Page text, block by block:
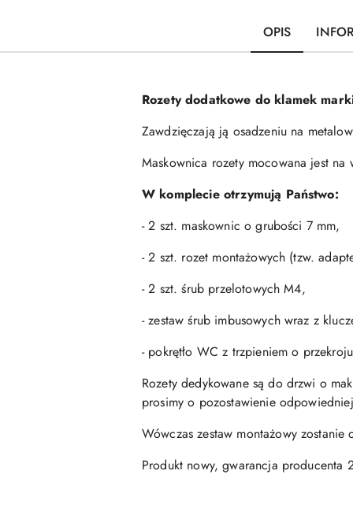
OPIS
Rozety dodatkowe do klamek
Zawdzięczają ją osadzeniu na
Maskownica rozety mocowana jest
W komplecie otrzymują Państwo:
- 2 szt. maskownic o grubości 7 mm,
- 2 szt. rozet montażowych (tzw.
- 2 szt. śrub przelotowych M4,
- zestaw śrub imbusowych wraz z
- pokrętło WC z trzpieniem o
Rozety dedykowane są do drzwi o
prosimy o pozostawienie
Wówczas zestaw montażowy zostanie
Produkt nowy, gwarancja producenta